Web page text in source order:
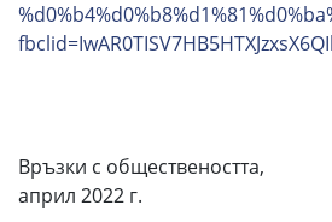
Връзки с
април 2022 г.